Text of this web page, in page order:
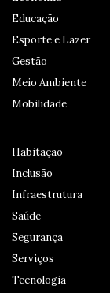
Educação
Esporte e Lazer
Gestão
Meio Ambiente
Mobilidade
Habitação
Inclusão
Infraestrutura
Saúde
Segurança
Serviços
Tecnologia